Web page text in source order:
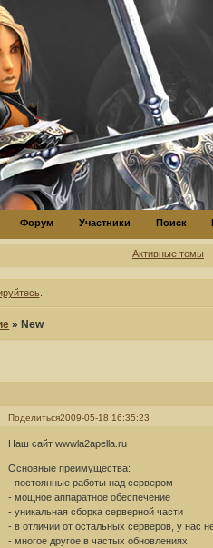
Форум Участники Поиск
Активные темы
.
»New
Поделиться2009-05-18 16:35:23
Наш сайт wwwla2apella.ru
Основные преимущества:
- постоянные работы над сервером
- мощное аппаратное обеспечение
- уникальная сборка серверной части
- в отличии от остальных серверов, у нас
- многое другое в частых обновлениях